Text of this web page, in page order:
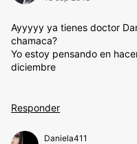
Ayyyyy ya tienes doctor
chamaca?
Yo estoy pensando en
diciembre
Responder
Daniela411